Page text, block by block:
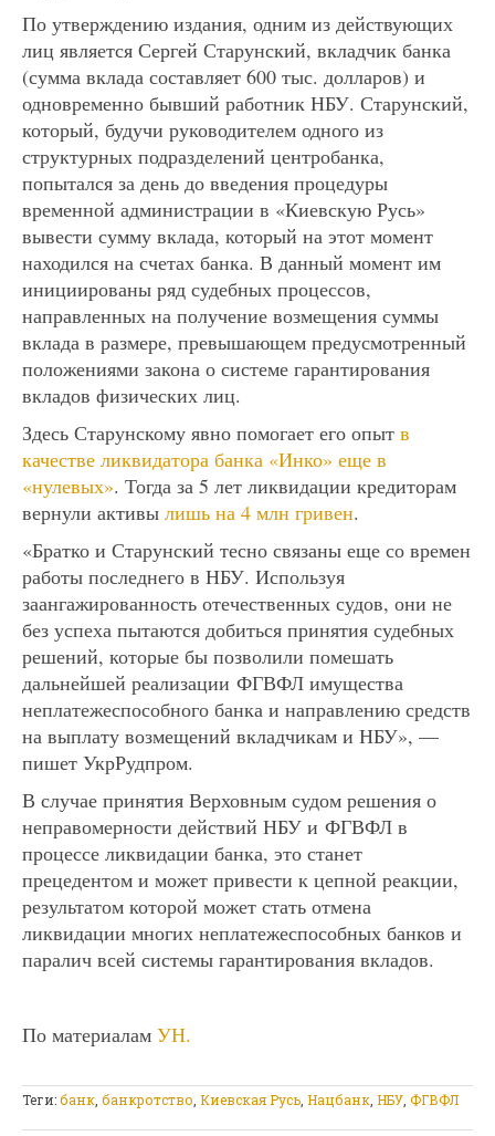
По утверждению издания, одним из действующих
лиц является Сергей Старунский, вкладчик банка
(сумма вклада составляет 600 тыс. долларов) и
одновременно бывший работник НБУ. Старунский,
который, будучи руководителем одного из
структурных подразделений центробанка,
попытался за день до введения процедуры
временной администрации в «Киевскую Русь»
вывести сумму вклада, который на этот момент
находился на счетах банка. В данный момент им
инициированы ряд судебных процессов,
направленных на получение возмещения суммы
вклада в размере, превышающем предусмотренный
положениями закона о системе гарантирования
вкладов физических лиц.
Здесь Старунскому явно помогает его опыт в
качестве ликвидатора банка «Инко» еще в
«нулевых». Тогда за 5 лет ликвидации кредиторам
вернули активы лишь на 4 млн гривен.
«Братко и Старунский тесно связаны еще со времен
работы последнего в НБУ. Используя
заангажированность отечественных судов, они не
без успеха пытаются добиться принятия судебных
решений, которые бы позволили помешать
дальнейшей реализации ФГВФЛ имущества
неплатежеспособного банка и направлению средств
на выплату возмещений вкладчикам и НБУ», —
пишет УкрРудпром.
В случае принятия Верховным судом решения о
неправомерности действий НБУ и ФГВФЛ в
процессе ликвидации банка, это станет
прецедентом и может привести к цепной реакции,
результатом которой может стать отмена
ликвидации многих неплатежеспособных банков и
паралич всей системы гарантирования вкладов.
По материалам УН.
Теги:банк банкротство Киевская Русь Нацбанк НБУ ФГВФЛ